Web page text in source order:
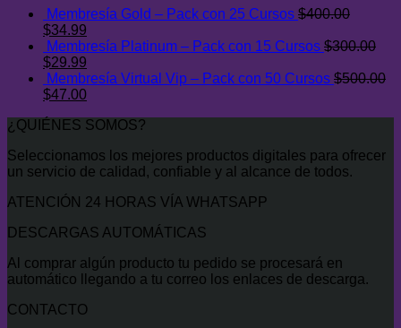
$25.00.$6.00.
Membresía Gold – Pack con 25 Cursos $400.00
El
precio
original
era:
$400.00.
$34.99
precio
es:
$34.99.
Membresía Platinum – Pack con 15 Cursos $300.00
El
precio
original
$300.00.
$29.99
precio
actual
$29.99.
Membresía Virtual Vip – Pack con 50 Cursos $500.00
El
original
$500.00.
$47.00El
actual
$47.00.
¿QUIÉNES SOMOS?
Seleccionamos los mejores productos digitales para ofrecer
un servicio de calidad, confiable y al alcance de todos.
ATENCIÓN 24 HORAS VÍA WHATSAPP
DESCARGAS AUTOMÁTICAS
Al comprar algún producto tu pedido se procesará en
automático llegando a tu correo los enlaces de descarga.
CONTACTO